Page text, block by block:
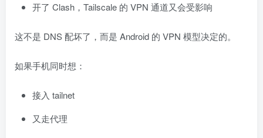
开了 Clash，Tailscale 的 VPN 通道又会受影响
这不是 DNS 配坏了，而是 Android 的 VPN 模型决定的。
如果手机同时想：
接入 tailnet
又走代理